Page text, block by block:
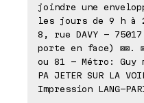
joindre une
les jours de 9 h à
8, rue DAVY - 75017
porte en face) ⊠⊠.
ou 81 - Métro: Guy
PA JETER SUR LA
Impression LANG-